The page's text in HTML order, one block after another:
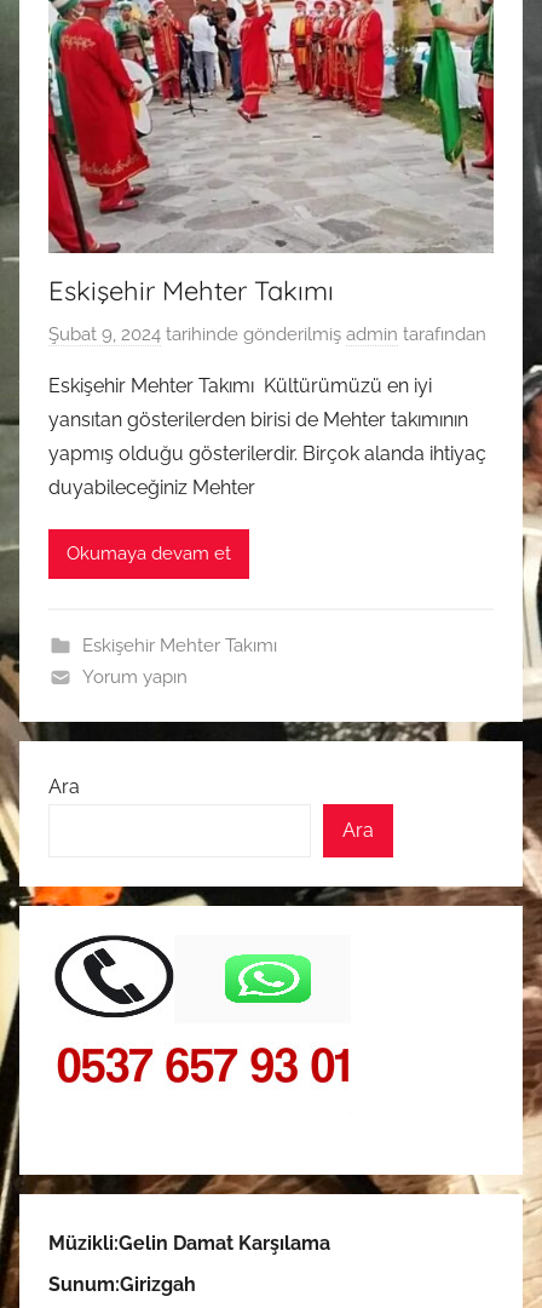
Eskişehir Mehter Takımı
Şubat 9, 2024 tarihinde gönderilmiş admin tarafından
Eskişehir Mehter Takımı Kültürümüzü en iyi
yansıtan gösterilerden birisi de Mehter takımının
yapmış olduğu gösterilerdir. Birçok alanda ihtiyaç
duyabileceğiniz Mehter
Okumaya devam et
Eskişehir Mehter Takımı
Yorum yapın
Ara
Ara
Müzikli:Gelin Damat Karşılama
Sunum:Girizgah